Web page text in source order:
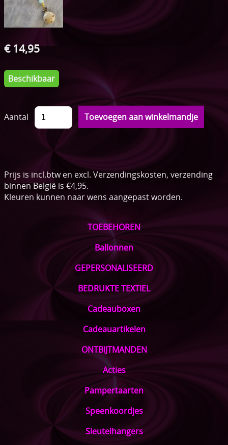
ONTBIJTMANDEN
Pampertaarten
Speenkoordjes
Speelkoord buggy
TOEBEHOREN
Ballonnen
GEPERSONALISEERD
BEDRUKTE TEXTIEL
Cadeauboxen
Cadeauartikelen
ONTBIJTMANDEN
Acties
Pampertaarten
Speenkoordjes
Sleutelhangers
€ 14,95
Beschikbaar
Aantal
Prijs is incl.btw en excl. Verzendingskosten, verzending
binnen België is €4,95.
Kleuren kunnen naar wens aangepast worden.